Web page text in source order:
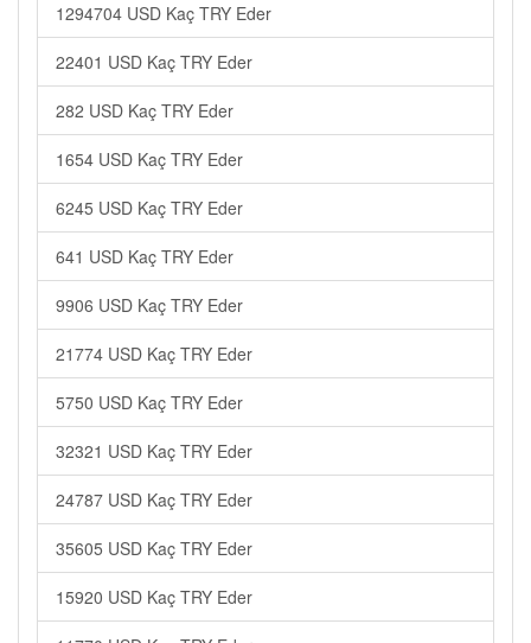
1294704 USD Kaç TRY Eder
22401 USD Kaç TRY Eder
282 USD Kaç TRY Eder
1654 USD Kaç TRY Eder
6245 USD Kaç TRY Eder
641 USD Kaç TRY Eder
9906 USD Kaç TRY Eder
21774 USD Kaç TRY Eder
5750 USD Kaç TRY Eder
32321 USD Kaç TRY Eder
24787 USD Kaç TRY Eder
35605 USD Kaç TRY Eder
15920 USD Kaç TRY Eder